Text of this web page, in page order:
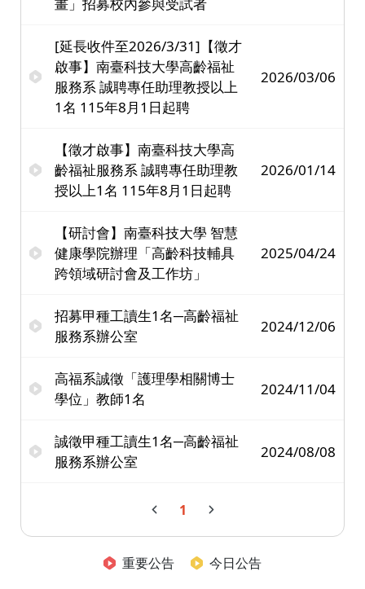
[延長收件至2026/3/31]【徵才
啟事】南臺科技大學高齡福祉
服務系 誠聘專任助理教授以上
1名 115年8月1日起聘
2026/03/06
【徵才啟事】南臺科技大學高
齡福祉服務系 誠聘專任助理教
授以上1名 115年8月1日起聘
2026/01/14
【研討會】南臺科技大學 智慧
健康學院辦理「高齡科技輔具
跨領域研討會及工作坊」
2025/04/24
招募甲種工讀生1名─高齡福祉
服務系辦公室
2024/12/06
高福系誠徵「護理學相關博士
學位」教師1名
2024/11/04
誠徵甲種工讀生1名─高齡福祉
服務系辦公室
2024/08/08
1
重要公告
今日公告